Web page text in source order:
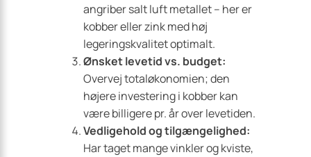
angriber salt luft metallet – her er
kobber eller zink med høj
legeringskvalitet optimalt.
Ønsket levetid vs. budget:
Overvej totaløkonomien; den
højere investering i kobber kan
være billigere pr. år over levetiden.
Vedligehold og tilgængelighed:
Har taget mange vinkler og kviste,